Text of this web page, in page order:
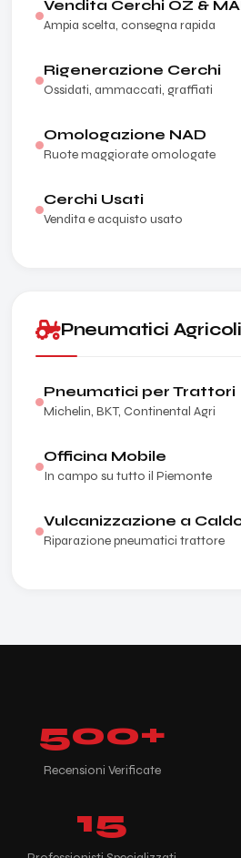
Vendita Cerchi OZ &
Ampia scelta, consegna rapida
Rigenerazione Cerchi
Ossidati, ammaccati, graffiati
Omologazione NAD
Ruote maggiorate omologate
Cerchi Usati
Vendita e acquisto usato
Pneumatici Agricoli
Pneumatici per Trattori
Michelin, BKT, Continental Agri
Officina Mobile
In campo su tutto il Piemonte
Vulcanizzazione a
Riparazione pneumatici trattore
500+
Recensioni Verificate
15